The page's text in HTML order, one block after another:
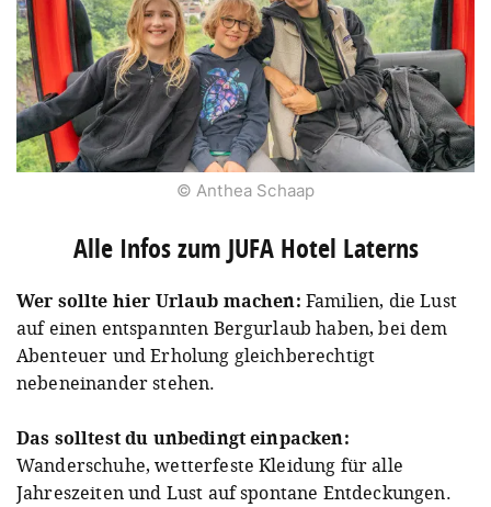
© Anthea Schaap
Alle Infos zum JUFA Hotel Laterns
Wer sollte hier Urlaub machen: Familien, die Lust
auf einen entspannten Bergurlaub haben, bei dem
Abenteuer und Erholung gleichberechtigt
nebeneinander stehen.
Das solltest du unbedingt einpacken:
Wanderschuhe, wetterfeste Kleidung für alle
Jahreszeiten und Lust auf spontane Entdeckungen.